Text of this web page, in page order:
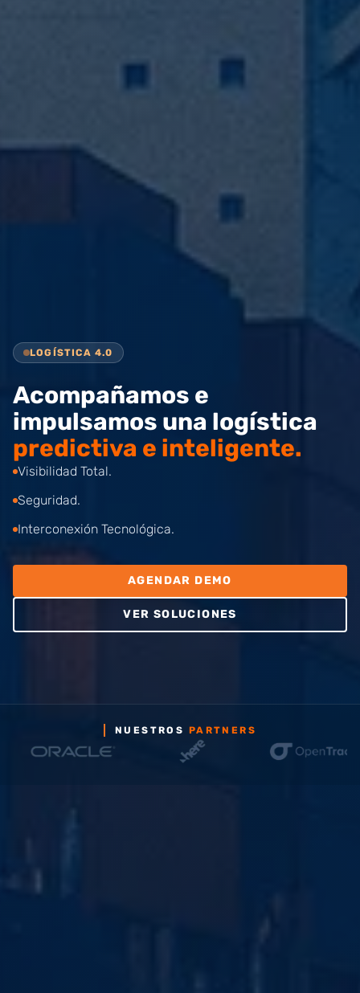
LOGÍSTICA 4.0
Acompañamos e
impulsamos una logística
predictiva e inteligente.
Visibilidad Total.
Seguridad.
Interconexión Tecnológica.
AGENDAR DEMO
VER SOLUCIONES
NUESTROS PARTNERS